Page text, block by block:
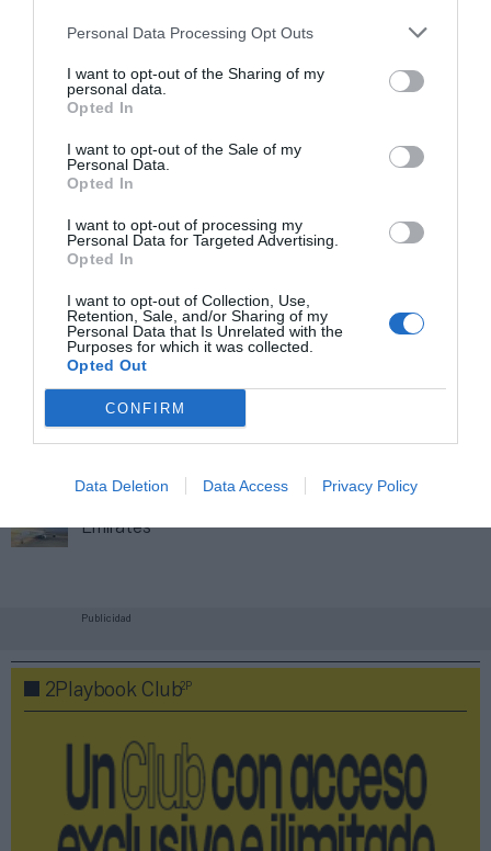
Personal Data Processing Opt Outs
I want to opt-out of the Sharing of my
personal data.
Opted In
I want to opt-out of the Sale of my
Personal Data.
Opted In
I want to opt-out of processing my
Personal Data for Targeted Advertising.
Opted In
I want to opt-out of Collection, Use,
Retention, Sale, and/or Sharing of my
Personal Data that Is Unrelated with the
Purposes for which it was collected.
Opted Out
CONFIRM
Data Deletion Data Access Privacy Policy
Índex
Emirates
fútbol y baloncesto, segmentados por competición,
valor económico aproximado de cada acuerdo. Si
quieres más información, contacta con nosotros a
través de
Añadir2Playbook
como fuente preferida de Google
de forma gratuita
ACTIVAR AHORA
Compartir
Publicidad
2Playbook Club2P